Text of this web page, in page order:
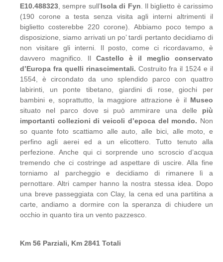
E10.488323 , sempre sull’Isola di Fyn . Il biglietto è carissimo
(190 corone a testa senza visita agli interni altrimenti il
biglietto costerebbe 220 corone). Abbiamo poco tempo a
disposizione, siamo arrivati un po’ tardi pertanto decidiamo di
non visitare gli interni. Il posto, come ci ricordavamo, è
davvero magnifico. Il Castello è il meglio conservato
d’Europa fra quelli rinascimentali. Costruito fra il 1524 e il
1554, è circondato da uno splendido parco con quattro
labirinti, un ponte tibetano, giardini di rose, giochi per
bambini e, soprattutto, la maggiore attrazione è il Museo
situato nel parco dove si può ammirare una delle più
importanti collezioni di veicoli d’epoca del mondo. Non
so quante foto scattiamo alle auto, alle bici, alle moto, e
perfino agli aerei ed a un elicottero. Tutto tenuto alla
perfezione. Anche qui ci sorprende uno scroscio d’acqua
tremendo che ci costringe ad aspettare di uscire. Alla fine
torniamo al parcheggio e decidiamo di rimanere lì a
pernottare. Altri camper hanno la nostra stessa idea. Dopo
una breve passeggiata con Clay, la cena ed una partitina a
carte, andiamo a dormire con la speranza di chiudere un
occhio in quanto tira un vento pazzesco.
Km 56 Parziali, Km 2841 Totali